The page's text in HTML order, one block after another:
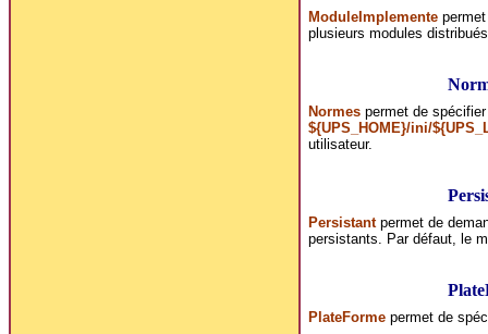
ModuleImplementepermet
plusieurs modules
Normespermet de
${UPS_HOME}/ini/
utilisateur.
Persistantpermet de
persistants. Par défaut, le
PlateFormepermet de